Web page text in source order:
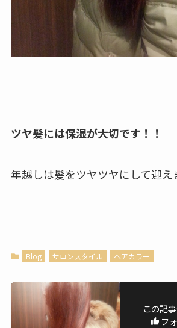
ツヤ髪には保湿が大切です！！
年越しは髪をツヤツヤにして迎え
Blog サロンスタイル ヘアカラー
この記
フ